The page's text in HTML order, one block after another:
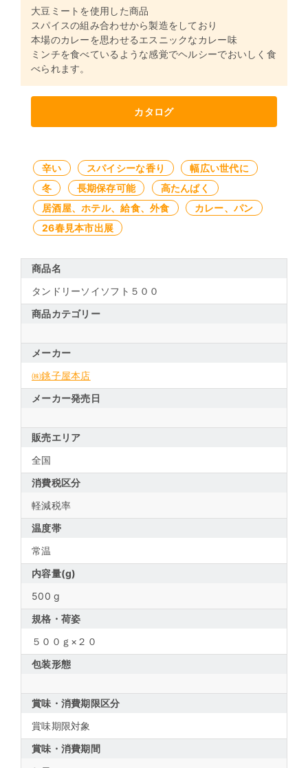
大豆ミートを使用した商品
スパイスの組み合わせから製造をしており
本場のカレーを思わせるエスニックなカレー味
ミンチを食べているような感覚でヘルシーでおいしく食
べられます。
カタログ
辛い スパイシーな香り
幅広い世代に
冬
長期保存可能
高たんぱく
居酒屋、ホテル、給食、外食
カレー、パン
26春見本市出展
商品名
タンドリーソイソフト５００
商品カテゴリー
メーカー
㈱銚子屋本店
メーカー発売日
販売エリア
全国
消費税区分
軽減税率
温度帯
常温
内容量(g)
500 g
規格・荷姿
５００ｇ×２０
包装形態
賞味・消費期限区分
賞味期限対象
賞味・消費期間